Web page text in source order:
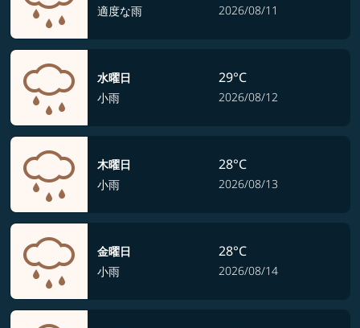
適度な雨 2026/08/11
水曜日
小雨
29°C
2026/08/12
木曜日
小雨
28°C
2026/08/13
金曜日
小雨
28°C
2026/08/14